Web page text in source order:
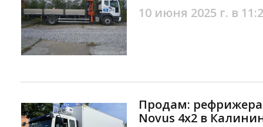
10 июня 2025 г. в
Продам:
Novus 4х2 в